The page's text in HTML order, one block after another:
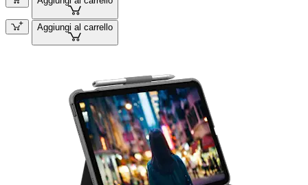
Aggiungi al carrello